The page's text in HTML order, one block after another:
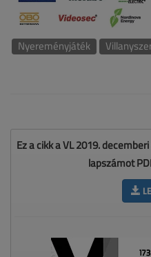
Nyereményjáték
Ez a cikk a VL 2019.
lapszámot